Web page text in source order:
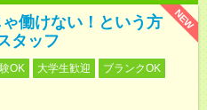
NEW
ゃ働けない！という方
タッフ
OK 大学生歓迎
ブランクOK